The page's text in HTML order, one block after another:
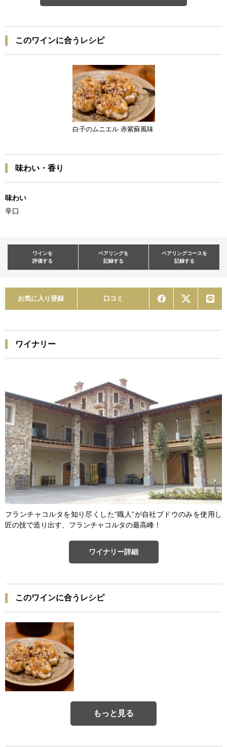
このワインに合うレシピ
白子のムニエル 赤紫蘇風味
味わい・香り
味わい
辛口
ワインを
評価する
ペアリングを
記録する
ペアリングコースを
記録する
お気に入り登録 口コミ
ワイナリー
フランチャコルタを知り尽くした“職人”が自社ブドウのみを使用し
匠の技で造り出す、フランチャコルタの最高峰！
ワイナリー詳細
このワインに合うレシピ
もっと見る